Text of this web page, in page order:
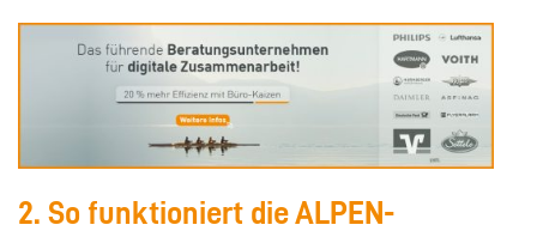
2. So funktioniert die ALPEN-